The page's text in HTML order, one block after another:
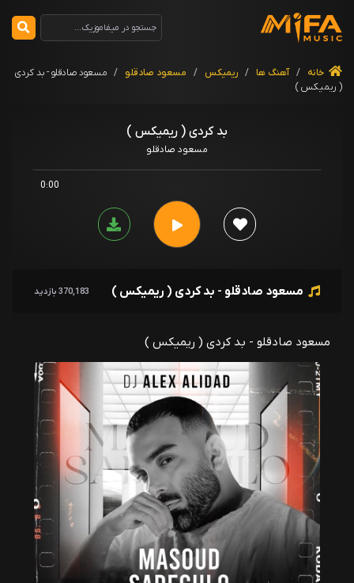
خانه / آهنگ ها / ریمیکس / مسعود صادقلو / مسعود صادقلو - بد کردی
( ریمیکس )
بد کردی ( ریمیکس )
مسعود صادقلو
0:00
مسعود صادقلو - بد کردی ( ریمیکس ) 370,183 بازدید
مسعود صادقلو - بد کردی ( ریمیکس )